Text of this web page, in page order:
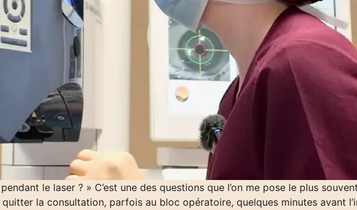
le laser ? » C’est une des questions que l’on me pose le plus
la consultation, parfois au bloc opératoire, quelques minutes avant